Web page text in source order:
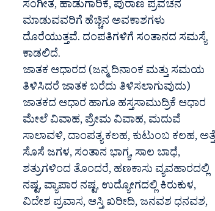
ಸಂಗೀತ, ಹಾಡುಗಾರಿಕೆ, ಪುರಾಣ ಪ್ರವಚನ
ಮಾಡುವವರಿಗೆ ಹೆಚ್ಚಿನ ಅವಕಾಶಗಳು
ದೊರೆಯುತ್ತವೆ. ದಂಪತಿಗಳಿಗೆ ಸಂತಾನದ ಸಮಸ್ಯೆ
ಕಾಡಲಿದೆ.
ಜಾತಕ ಆಧಾರದ (ಜನ್ಮ ದಿನಾಂಕ ಮತ್ತು ಸಮಯ
ತಿಳಿಸಿದರೆ ಜಾತಕ ಬರೆದು ತಿಳಿಸಲಾಗುವುದು)
ಜಾತಕದ ಆಧಾರ ಹಾಗೂ ಹಸ್ತಸಾಮುದ್ರಿಕೆ ಆಧಾರ
ಮೇಲೆ ವಿವಾಹ, ಪ್ರೇಮ ವಿವಾಹ, ಮದುವೆ
ಸಾಲಾವಳಿ, ದಾಂಪತ್ಯ ಕಲಹ, ಕುಟುಂಬ ಕಲಹ,
ಸೊಸೆ ಜಗಳ, ಸಂತಾನ ಭಾಗ್ಯ, ಸಾಲ ಬಾಧೆ,
ಶತ್ರುಗಳಿಂದ ತೊಂದರೆ, ಹಣಕಾಸು ವ್ಯವಹಾರದಲ್ಲಿ
ನಷ್ಟ, ವ್ಯಾಪಾರ ನಷ್ಟ, ಉದ್ಯೋಗದಲ್ಲಿ ಕಿರುಕುಳ,
ವಿದೇಶ ಪ್ರವಾಸ, ಆಸ್ತಿ ಖರೀದಿ, ಜನವಶ ಧನವಶ,